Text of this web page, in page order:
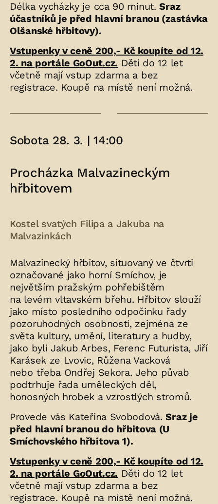
Délka vycházky je cca 90 minut.Sraz
účastníků je před hlavní branou (zastávka
Olšanské hřbitovy).
Vstupenky v ceně 200,- Kč koupíte od 12.
2. na portále GoOut.cz. Děti do 12 let
včetně mají vstup zdarma a bez
registrace. Koupě na místě není možná.
Sobota 28. 3. | 14:00
Procházka Malvazineckým
hřbitovem
Kostel svatých Filipa a Jakuba na
Malvazinkách
Malvazinecký hřbitov, situovaný ve čtvrti
označované jako horní Smíchov, je
největším pražským pohřebištěm
na levém vltavském břehu. Hřbitov slouží
jako místo posledního odpočinku řady
pozoruhodných osobností, zejména ze
světa kultury, umění, literatury a hudby,
jako byli Jakub Arbes, Ferenc Futurista, Jiří
Karásek ze Lvovic, Růžena Vacková
nebo třeba Ondřej Sekora. Jeho půvab
podtrhuje řada uměleckých děl,
honosných hrobek a vzrostlých stromů.
Provede vás Kateřina Svobodová.Sraz je
před hlavní branou do hřbitova (U
Smíchovského hřbitova 1).
Vstupenky v ceně 200,- Kč koupíte od 12.
2. na portále GoOut.cz. Děti do 12 let
včetně mají vstup zdarma a bez
registrace. Koupě na místě není možná.